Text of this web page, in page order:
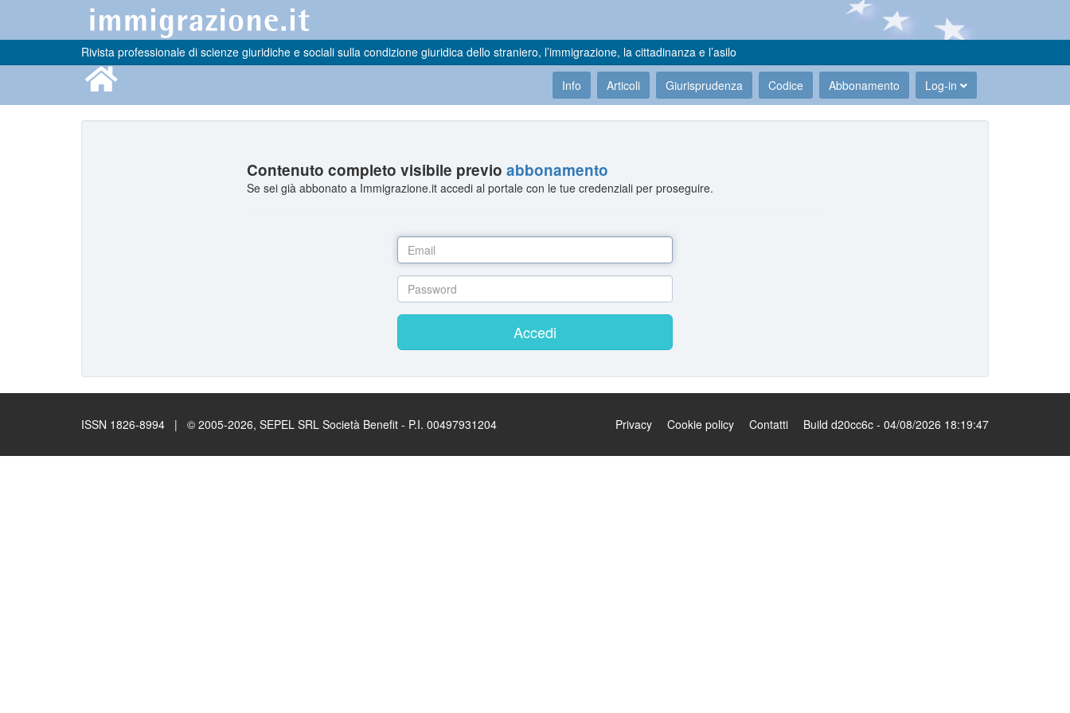
Rivista professionale di scienze giuridiche e sociali sulla condizione giuridica dello straniero, l’immigrazione, la cittadinanza e l’asilo
Info Articoli Giurisprudenza Codice Abbonamento Log-in
Contenuto completo visibile previoabbonamento
Se sei già abbonato a Immigrazione.it accedi al portale con le tue credenziali per proseguire.
Accedi
ISSN 1826-8994 | © 2005-2026, SEPEL SRL Società Benefit - P.I. 00497931204 Privacy Cookie policy Contatti Build d20cc6c - 04/08/2026 18:19:47